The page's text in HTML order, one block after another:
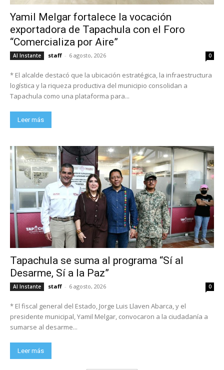
Yamil Melgar fortalece la vocación
exportadora de Tapachula con el Foro
“Comercializa por Aire”
Al Instante staff - 6 agosto, 2026 0
* El alcalde destacó que la ubicación estratégica, la infraestructura
logística y la riqueza productiva del municipio consolidan a
Tapachula como una plataforma para...
Leer más
Tapachula se suma al programa “Sí al
Desarme, Sí a la Paz”
Al Instante staff - 6 agosto, 2026 0
* El fiscal general del Estado, Jorge Luis Llaven Abarca, y el
presidente municipal, Yamil Melgar, convocaron a la ciudadanía a
sumarse al desarme...
Leer más